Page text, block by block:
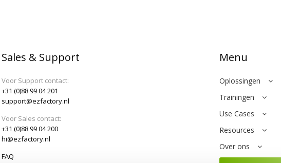
Sales & Support
Voor Support contact:
+31 (0)88 99 04 201
support@ezfactory.nl
Voor Sales contact:
+31 (0)88 99 04 200
hi@ezfactory.nl
FAQ
Menu
Oplossingen
Trainingen
Use Cases
Resources
Over ons